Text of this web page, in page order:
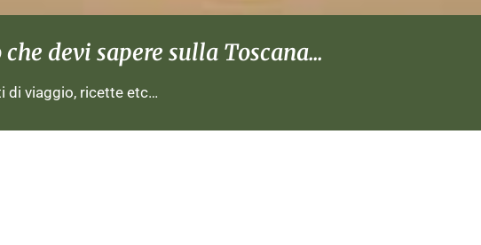
devi sapere sulla Toscana...
di viaggio, ricette etc…